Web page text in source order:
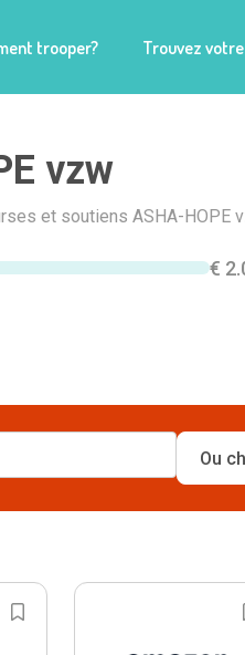
trooper? Trouvez
vzw
et soutiens ASHA-HOPE
€